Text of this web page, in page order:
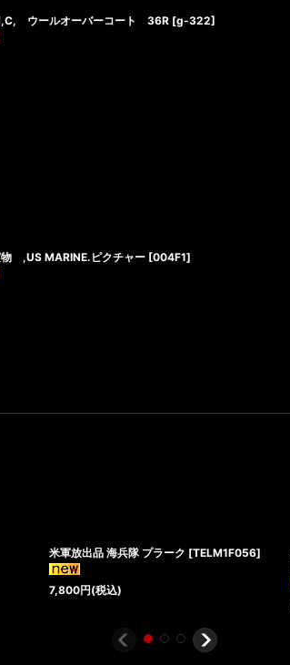
ウールオーバーコート 36R [g-322]
,US MARINE.ピクチャー [004F1]
米軍放出品 海兵隊 プラーク [TELM1F056]
7,800円(税込)